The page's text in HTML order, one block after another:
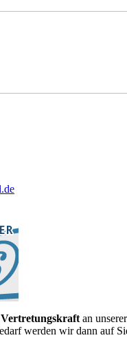
Vertretungskraft an
werden wir dann auf